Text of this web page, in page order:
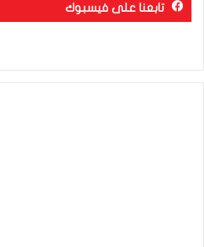
تابعنا على فيسبوك